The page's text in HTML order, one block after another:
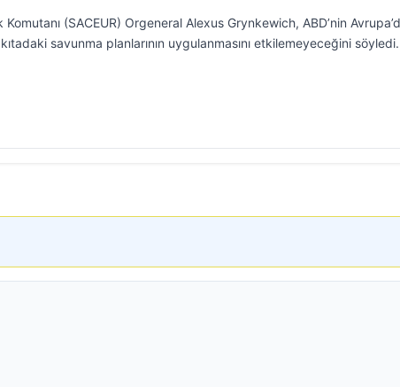
(SACEUR) Orgeneral Alexus Grynkewich, ABD’nin
savunma planlarının uygulanmasını etkilemeyeceğini söyledi.